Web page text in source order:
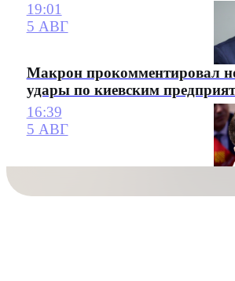
19:01
5 АВГ
Макрон прокомментировал
удары по киевским
16:39
5 АВГ